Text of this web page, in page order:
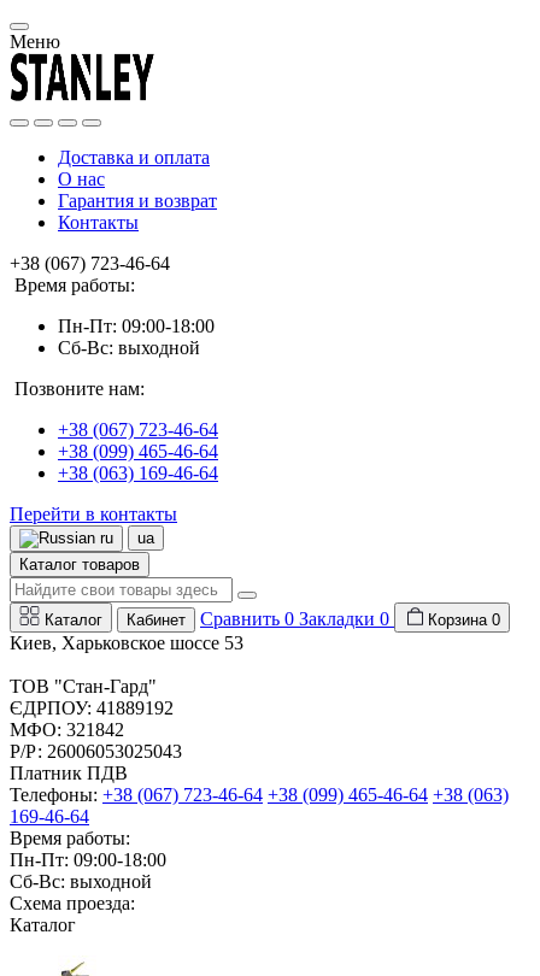
Меню
Доставка и оплата
О нас
Гарантия и возврат
Контакты
+38 (067) 723-46-64
Время работы:
Пн-Пт: 09:00-18:00
Сб-Вс: выходной
Позвоните нам:
+38 (067) 723-46-64
+38 (099) 465-46-64
+38 (063) 169-46-64
Перейти в контакты
ru
ua
Каталог товаров
Каталог Кабинет Сравнить 0 Закладки 0 Корзина 0
Киев, Харьковское шоссе 53
ТОВ "Стан-Гард"
ЄДРПОУ: 41889192
МФО: 321842
Р/Р: 26006053025043
Платник ПДВ
Телефоны: +38 (067) 723-46-64 +38 (099) 465-46-64 +38 (063)
169-46-64
Время работы:
Пн-Пт: 09:00-18:00
Сб-Вс: выходной
Схема проезда:
Каталог